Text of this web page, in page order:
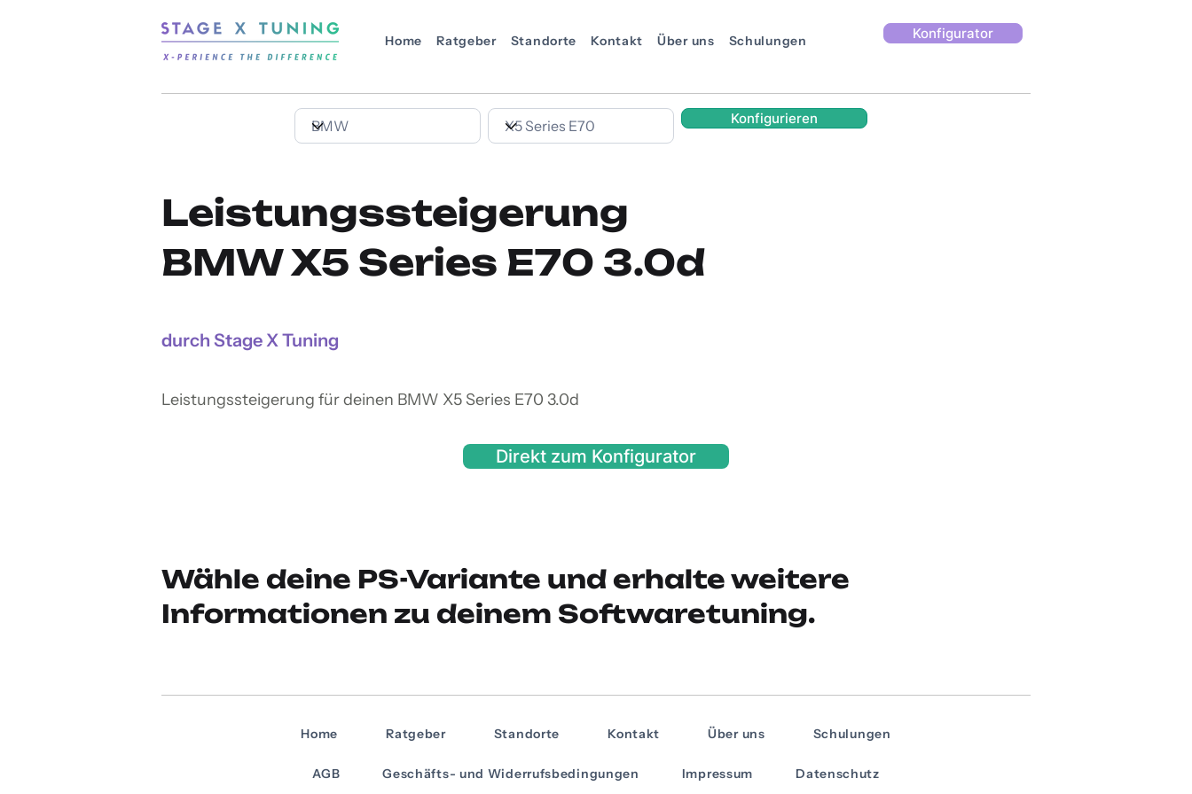
Home Ratgeber Standorte Kontakt Über uns Schulungen Konfigurator
Konfigurieren
Leistungssteigerung
BMW X5 Series E70 3.0d
durch Stage X Tuning
Leistungssteigerung für deinen BMW X5 Series E70 3.0d
Direkt zum Konfigurator
Wähle deine PS-Variante und erhalte weitere
Informationen zu deinem Softwaretuning.
Home Ratgeber Standorte Kontakt Über uns Schulungen
AGB Geschäfts- und Widerrufsbedingungen Impressum Datenschutz